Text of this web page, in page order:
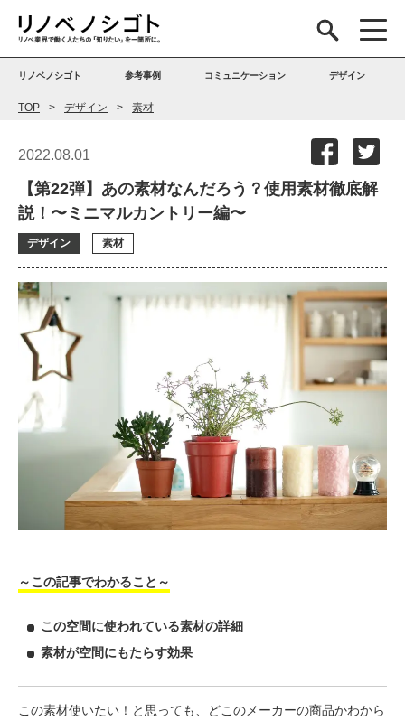
リノベノシゴト 参考事例 コミュニケーション デザイン
TOP デザイン 素材
2022.08.01
【第22弾】あの素材なんだろう？使用素材徹底解
説！〜ミニマルカントリー編〜
デザイン 素材
～この記事でわかること～
この空間に使われている素材の詳細
素材が空間にもたらす効果
この素材使いたい！と思っても、どこのメーカーの商品かわから